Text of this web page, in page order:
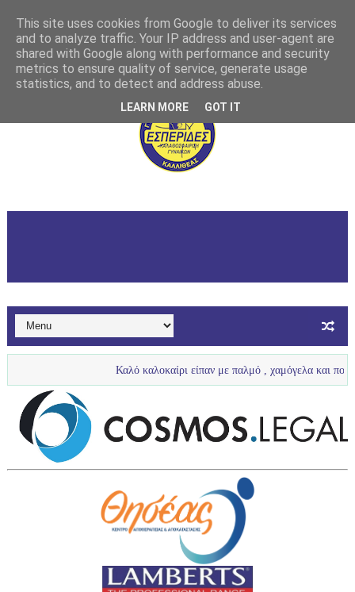
Καλό καλοκαίρι είπαν με παλμό , χαμόγελα και πολύ νερό τα
This site uses cookies from Google to deliver its services
and to analyze traffic. Your IP address and user-agent are
shared with Google along with performance and security
metrics to ensure quality of service, generate usage
statistics, and to detect and address abuse.
LEARN MORE GOT IT